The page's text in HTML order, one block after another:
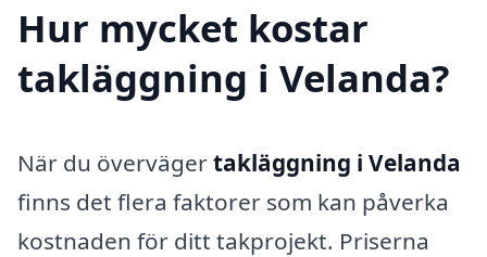
Hur mycket kostar
takläggning i Velanda?
När du övervägertakläggning i Velanda
finns det flera faktorer som kan påverka
kostnaden för ditt takprojekt. Priserna